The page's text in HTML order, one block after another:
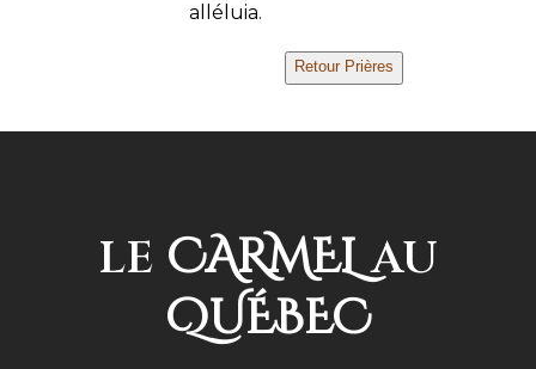
alléluia.
LE CARMELAU
QUÉBEC